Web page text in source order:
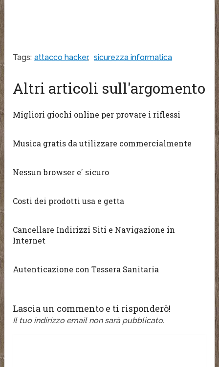
Tags: attacco hacker, sicurezza informatica
Altri articoli sull'argomento
Migliori giochi online per provare i riflessi
Musica gratis da utilizzare commercialmente
Nessun browser e' sicuro
Costi dei prodotti usa e getta
Cancellare Indirizzi Siti e Navigazione in
Internet
Autenticazione con Tessera Sanitaria
Lascia un commento e ti risponderò!
Il tuo indirizzo email non sarà pubblicato.